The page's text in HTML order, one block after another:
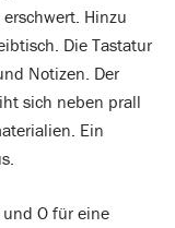
Hinzu
Die Tastatur
Notizen. Der
sich neben prall
Ein
O für eine